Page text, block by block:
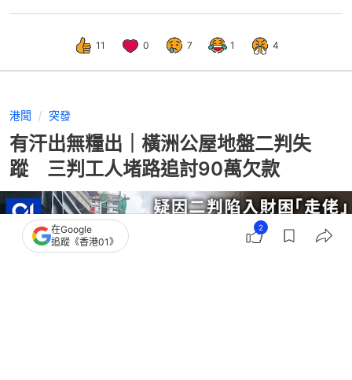
11 0 7 1 4
港聞 突發
有汗出無糧出｜橫洲公屋地盤二判失
蹤 三判工人堵路追討90萬欠款
在Google
追蹤《香港01》
2